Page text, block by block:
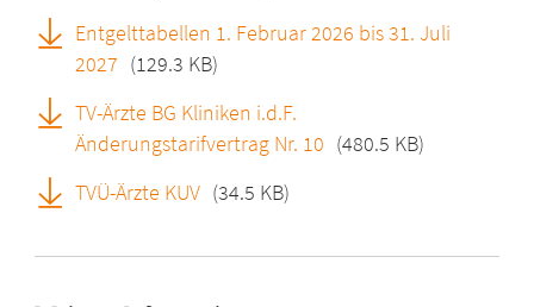
Entgelttabellen 1. Februar 2026 bis 31. Juli
2027 (129.3 KB)
TV-Ärzte BG Kliniken i.d.F.
Änderungstarifvertrag Nr. 10 (480.5 KB)
TVÜ-Ärzte KUV (34.5 KB)